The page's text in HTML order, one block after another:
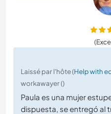
Laissé par l'hôte (Help with
workawayer ()
Paula es una mujer
dispuesta, se entregó al